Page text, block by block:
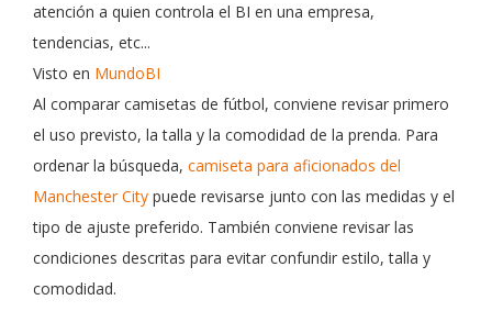
atención a quien controla el BI en una empresa,
tendencias, etc...
Visto en MundoBI
Al comparar camisetas de fútbol, conviene revisar primero
el uso previsto, la talla y la comodidad de la prenda. Para
ordenar la búsqueda, camiseta para aficionados del
Manchester City puede revisarse junto con las medidas y el
tipo de ajuste preferido. También conviene revisar las
condiciones descritas para evitar confundir estilo, talla y
comodidad.